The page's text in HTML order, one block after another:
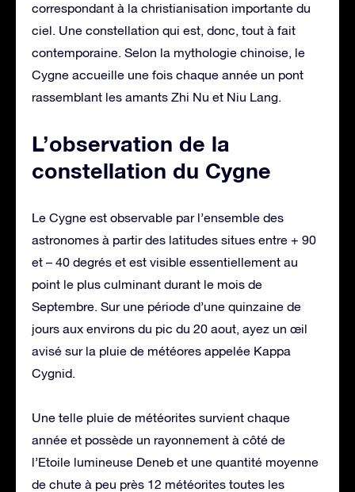
correspondant à la christianisation importante du
ciel. Une constellation qui est, donc, tout à fait
contemporaine. Selon la mythologie chinoise, le
Cygne accueille une fois chaque année un pont
rassemblant les amants Zhi Nu et Niu Lang.
L’observation de la
constellation du Cygne
Le Cygne est observable par l’ensemble des
astronomes à partir des latitudes situes entre + 90
et – 40 degrés et est visible essentiellement au
point le plus culminant durant le mois de
Septembre. Sur une période d’une quinzaine de
jours aux environs du pic du 20 aout, ayez un œil
avisé sur la pluie de météores appelée Kappa
Cygnid.
Une telle pluie de météorites survient chaque
année et possède un rayonnement à côté de
l’Etoile lumineuse Deneb et une quantité moyenne
de chute à peu près 12 météorites toutes les